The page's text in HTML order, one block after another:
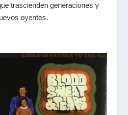
trascienden generaciones y
oyentes.